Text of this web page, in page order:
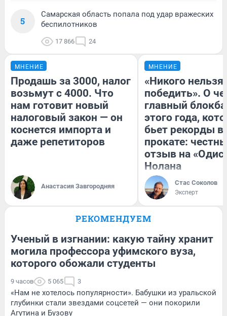
5
Самарская область попала под удар вражеских
беспилотников
17 866 24
МНЕНИЕ
Продашь за 3000, налог
возьмут с 4000. Что
нам готовит новый
налоговый закон — он
коснется импорта и
даже репетиторов
Анастасия Завгородняя
МНЕНИЕ
«Никого нельзя
победить». О
главный
этого года,
бьет рекорды в
прокате:
отзыв на
Нолана
Стас Соколов
Эксперт
РЕКОМЕНДУЕМ
Ученый в изгнании: какую тайну хранит
могила профессора уфимского вуза,
которого обожали студенты
9 часов 5 065 3
«Нам не хотелось популярности». Бабушки из уральской
глубинки стали звездами соцсетей — они покорили
Агутина и Бузову